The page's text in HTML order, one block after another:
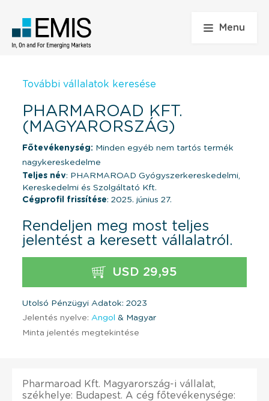
Menu
További vállalatok keresése
PHARMAROAD KFT.
(MAGYARORSZÁG)
Főtevékenység: Minden egyéb nem tartós termék
nagykereskedelme
Teljes név: PHARMAROAD Gyógyszerkereskedelmi,
Kereskedelmi és Szolgáltató Kft.
Cégprofil frissítése: 2025. június 27.
Rendeljen meg most teljes
jelentést a keresett vállalatról.
USD 29,95
Utolsó Pénzügyi Adatok: 2023
Jelentés nyelve: Angol & Magyar
Minta jelentés megtekintése
Pharmaroad Kft. Magyarország-i vállalat,
székhelye: Budapest. A cég főtevékenysége: